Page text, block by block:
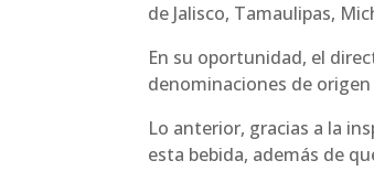
de Jalisco, Tamaulipas,
En su oportunidad, el
denominaciones de
Lo anterior, gracias a la
esta bebida, además de